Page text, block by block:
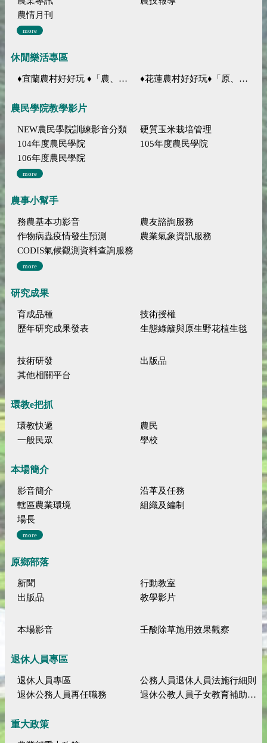
農情月刊
more
休閒樂活專區
♦宜蘭農村好好玩 ♦「農、藝、山、水」四條遊程推薦 ♦花蓮農村好好玩♦「原、生、慢、活」四條遊程推薦
農民學院教學影片
NEW農民學院訓練影音分類
硬質玉米栽培管理
104年度農民學院
105年度農民學院
106年度農民學院
more
農事小幫手
務農基本功影音
農友諮詢服務
作物病蟲疫情發生預測
農業氣象資訊服務
CODIS氣候觀測資料查詢服務
more
研究成果
育成品種
技術授權
歷年研究成果發表
生態綠籬與原生野花植生毯
技術研發
出版品
其他相關平台
環教e把抓
環教快遞
農民
一般民眾
學校
本場簡介
影音簡介
沿革及任務
轄區農業環境
組織及編制
場長
more
原鄉部落
新聞
行動教室
出版品
教學影片
本場影音 壬酸除草施用效果觀察
退休人員專區
退休人員專區
公務人員退休人員法施行細則
退休公務人員再任職務
退休公教人員子女教育補助規定
重大政策